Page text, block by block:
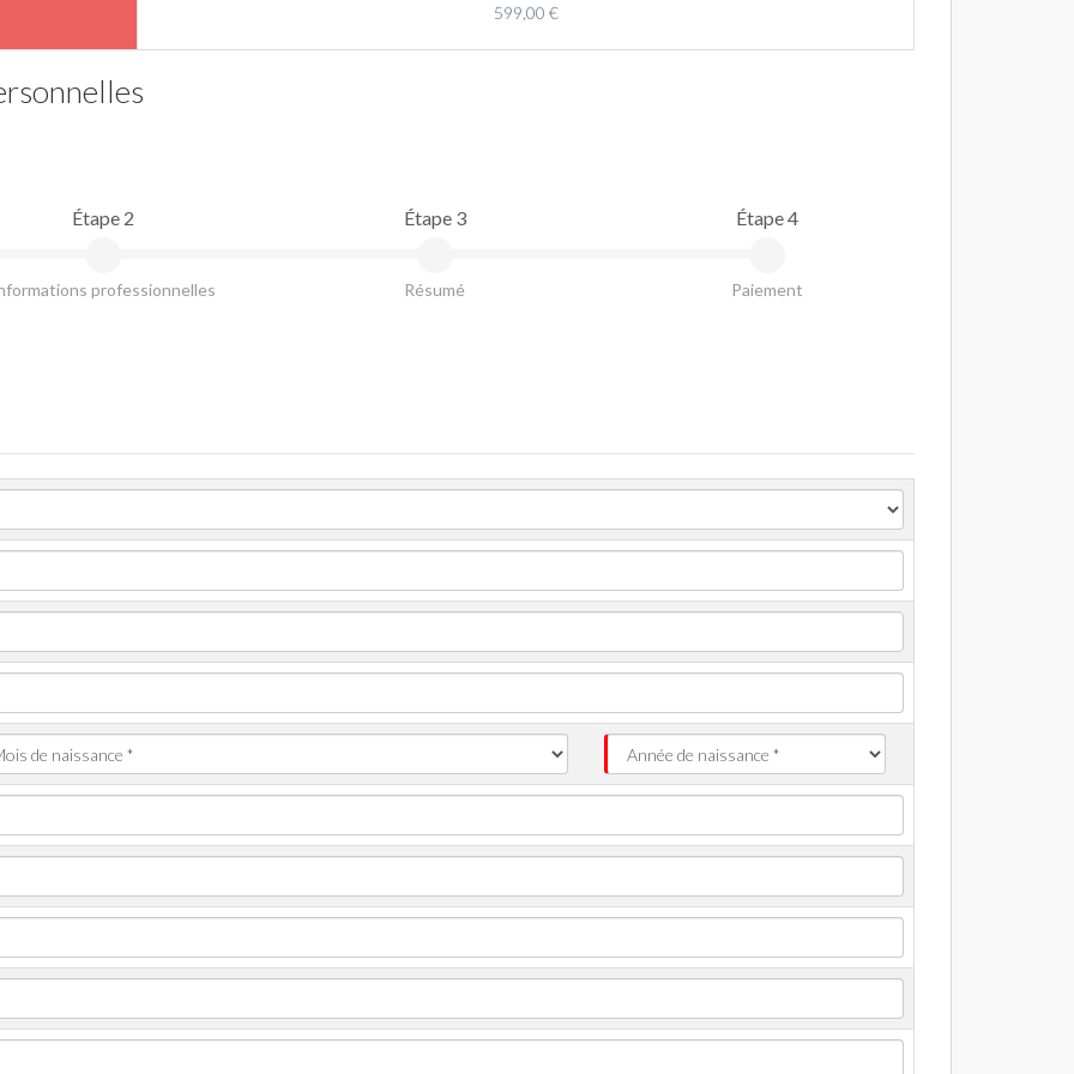
599,00 €
Étape 2
professionnelles
Étape 3
Résumé
Étape 4
Paiement